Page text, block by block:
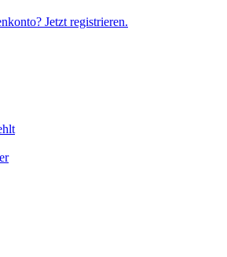
Jetzt registrieren.